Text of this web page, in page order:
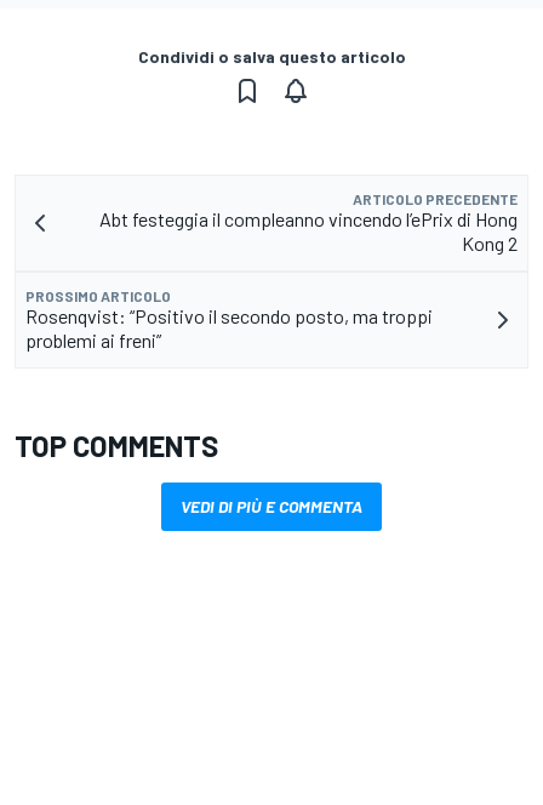
Condividi o salva questo articolo
ARTICOLO PRECEDENTE
Abt festeggia il compleanno vincendo l’ePrix di Hong
Kong 2
PROSSIMO ARTICOLO
Rosenqvist: “Positivo il secondo posto, ma troppi
problemi ai freni”
TOP COMMENTS
VEDI DI PIÙ E COMMENTA